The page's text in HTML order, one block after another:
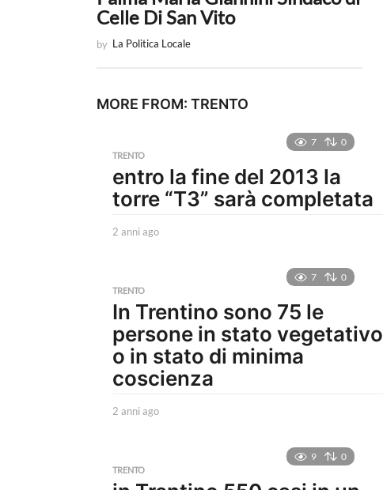
n
a
i
Celle Di San Vito
by La Politica Locale
MORE FROM: TRENTO
7 0
TRENTO
entro la fine del 2013 la
torre “T3” sarà completata
2 anni ago
a
g
o
7 0
TRENTO
In Trentino sono 75 le
persone in stato vegetativo
o in stato di minima
coscienza
2 anni ago
a
9 0
TRENTO